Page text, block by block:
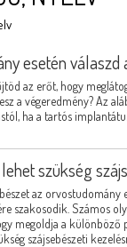
esetén
az erőt, hogy
a végeredmény? Az
ha a tartós
szükség
az orvostudomány
szakosodik. Számos
megoldja a
szájsebészeti